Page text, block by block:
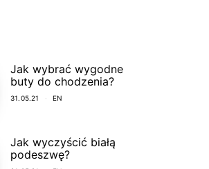
Jak wybrać wygodne
buty do chodzenia?
31.05.21 EN
Jak wyczyścić białą
podeszwę?